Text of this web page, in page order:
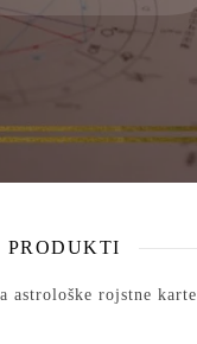
PRODUKTI
astrološke rojstne karte